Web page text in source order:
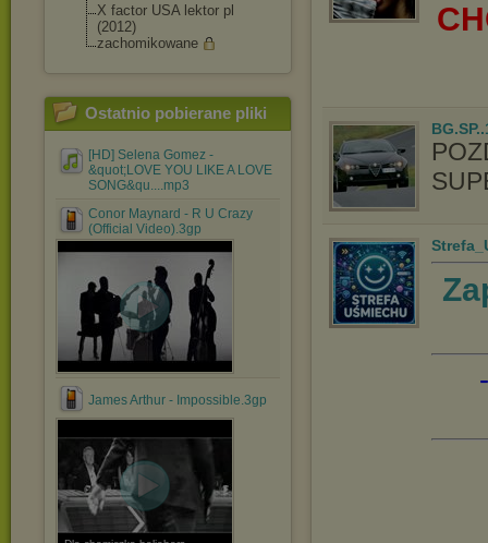
X factor USA lektor pl
(2012)
zachomikowane
Ostatnio pobierane pliki
[HD] Selena Gomez -
&quot;LOVE YOU LIKE A LOVE
SONG&qu....mp3
Conor Maynard - R U Crazy
(Official Video).3gp
James Arthur - Impossible.3gp